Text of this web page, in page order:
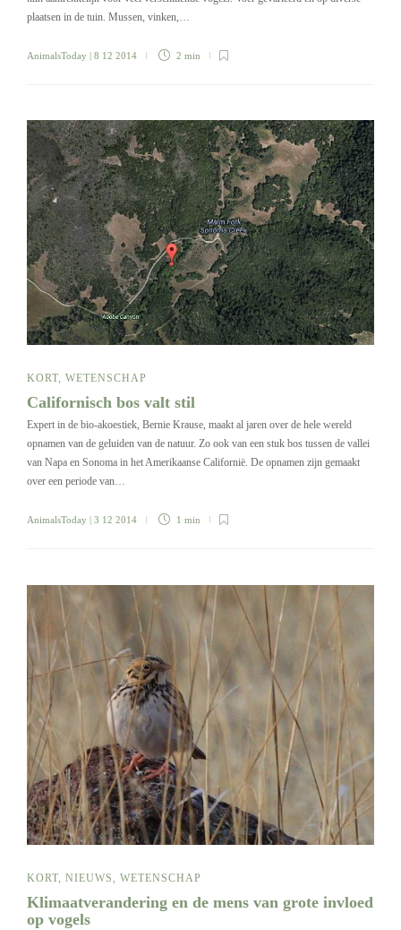
plaatsen in de tuin. Mussen, vinken,…
AnimalsToday | 8 12 2014 2 min
KORT, WETENSCHAP
Californisch bos valt stil
Expert in de bio-akoestiek, Bernie Krause, maakt al jaren over de hele wereld
opnamen van de geluiden van de natuur. Zo ook van een stuk bos tussen de vallei
van Napa en Sonoma in het Amerikaanse Californië. De opnamen zijn gemaakt
over een periode van…
AnimalsToday | 3 12 2014 1 min
KORT, NIEUWS, WETENSCHAP
Klimaatverandering en de mens van grote invloed
op vogels